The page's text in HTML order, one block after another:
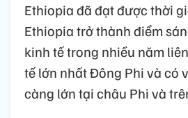
Ethiopia đã đạt được thời
Ethiopia trở thành điểm
kinh tế trong nhiều năm
tế lớn nhất Đông Phi và có
càng lớn tại châu Phi và